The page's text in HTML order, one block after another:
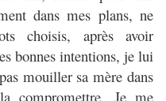
dans mes plans, ne
choisis, après avoir
bonnes intentions, je lui
mouiller sa mère dans
compromettre. Je me